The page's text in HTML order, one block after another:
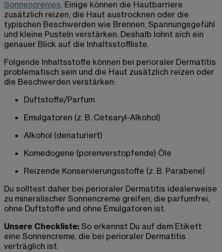
Sonnencremes. Einige können die Hautbarriere
zusätzlich reizen, die Haut austrocknen oder die
typischen Beschwerden wie Brennen, Spannungsgefühl
und kleine Pusteln verstärken. Deshalb lohnt sich ein
genauer Blick auf die Inhaltsstoffliste.
Folgende Inhaltsstoffe können bei perioraler Dermatitis
problematisch sein und die Haut zusätzlich reizen oder
die Beschwerden verstärken:
Duftstoffe/Parfum
Emulgatoren (z. B. Cetearyl-Alkohol)
Alkohol (denaturiert)
Komedogene (porenverstopfende) Öle
Reizende Konservierungsstoffe (z. B. Parabene)
Du solltest daher bei perioraler Dermatitis idealerweise
zu mineralischer Sonnencreme greifen, die parfumfrei,
ohne Duftstoffe und ohne Emulgatoren ist.
Unsere Checkliste: So erkennst Du auf dem Etikett
eine Sonnencreme, die bei perioraler Dermatitis
verträglich ist.